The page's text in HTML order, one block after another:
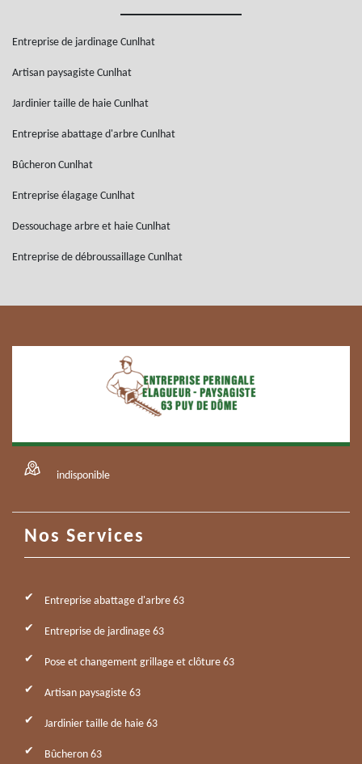
Entreprise de jardinage Cunlhat
Artisan paysagiste Cunlhat
Jardinier taille de haie Cunlhat
Entreprise abattage d'arbre Cunlhat
Bûcheron Cunlhat
Entreprise élagage Cunlhat
Dessouchage arbre et haie Cunlhat
Entreprise de débroussaillage Cunlhat
indisponible
Nos Services
Entreprise abattage d'arbre 63
Entreprise de jardinage 63
Pose et changement grillage et clôture 63
Artisan paysagiste 63
Jardinier taille de haie 63
Bûcheron 63